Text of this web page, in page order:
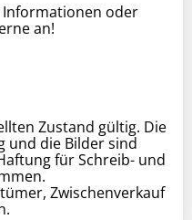
Informationen oder
an!
Zustand gültig. Die
und die Bilder sind
für Schreib- und
Zwischenverkauf